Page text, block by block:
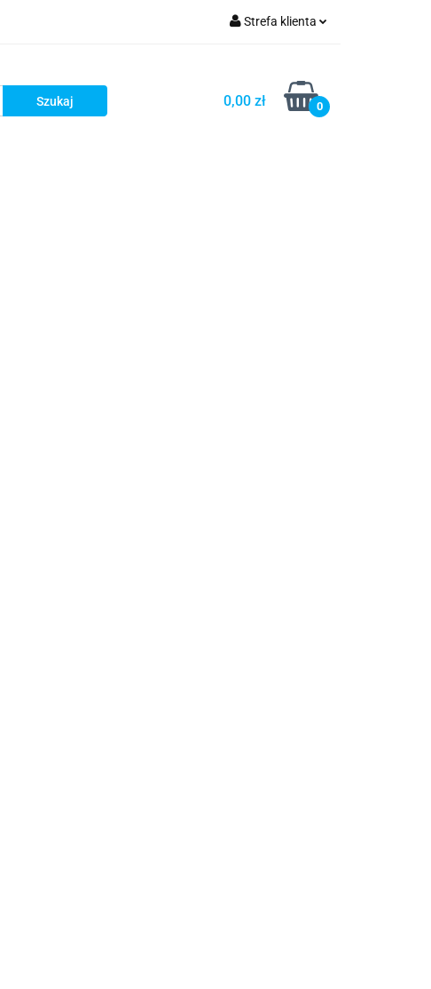
Strefa klienta
Zarejestruj się
Dodaj zgłoszenie
0,00 zł 0